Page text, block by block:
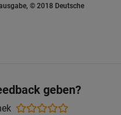
© 2018 Deutsche
geben?